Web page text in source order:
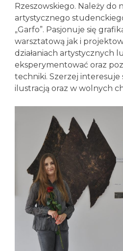
Rzeszowskiego. Należy do
artystycznego studenckiego
„Garfo”. Pasjonuje się
warsztatową jak i
działaniach artystycznych
eksperymentować oraz
techniki. Szerzej interesuje
ilustracją oraz w wolnych